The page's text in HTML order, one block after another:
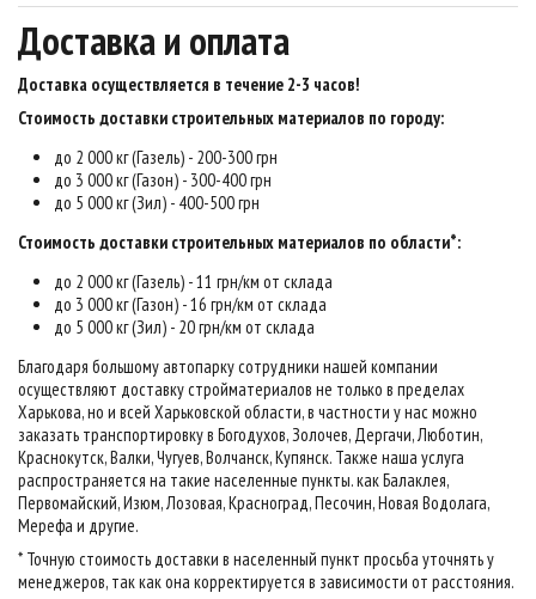
Доставка и оплата
Доставка осуществляется в течение 2-3 часов!
Стоимость доставки строительных материалов по городу:
до 2 000 кг (Газель) - 200-300 грн
до 3 000 кг (Газон) - 300-400 грн
до 5 000 кг (Зил) - 400-500 грн
Стоимость доставки строительных материалов по области*:
до 2 000 кг (Газель) - 11 грн/км от склада
до 3 000 кг (Газон) - 16 грн/км от склада
до 5 000 кг (Зил) - 20 грн/км от склада
Благодаря большому автопарку сотрудники нашей компании
осуществляют доставку стройматериалов не только в пределах
Харькова, но и всей Харьковской области, в частности у нас можно
заказать транспортировку в Богодухов, Золочев, Дергачи, Люботин,
Краснокутск, Валки, Чугуев, Волчанск, Купянск. Также наша услуга
распространяется на такие населенные пункты. как Балаклея,
Первомайский, Изюм, Лозовая, Красноград, Песочин, Новая Водолага,
Мерефа и другие.
* Точную стоимость доставки в населенный пункт просьба уточнять у
менеджеров, так как она корректируется в зависимости от расстояния.